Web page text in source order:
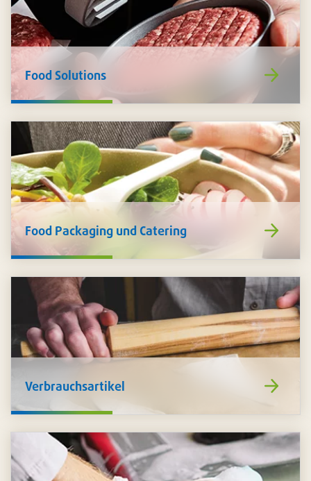
https://
de/food-
Food Solutions
https://
de/food-
catering/
Food Packaging und Catering
https://
de/
Verbrauchsartikel